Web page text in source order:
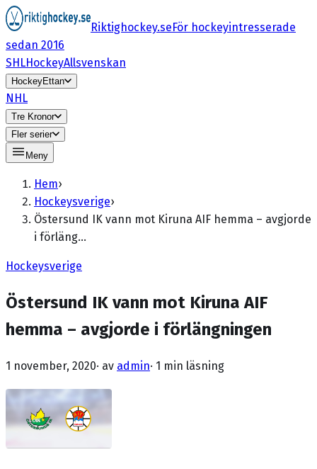
Riktighockey.seFör hockeyintresserade
sedan 2016
SHLHockeyAllsvenskan
HockeyEttan
NHL
Tre Kronor
Fler serier
Meny
Hem›
Hockeysverige›
Östersund IK vann mot Kiruna AIF hemma – avgjorde
i förläng…
Hockeysverige
Östersund IK vann mot Kiruna AIF
hemma – avgjorde i förlängningen
1 november, 2020· av admin· 1 min läsning